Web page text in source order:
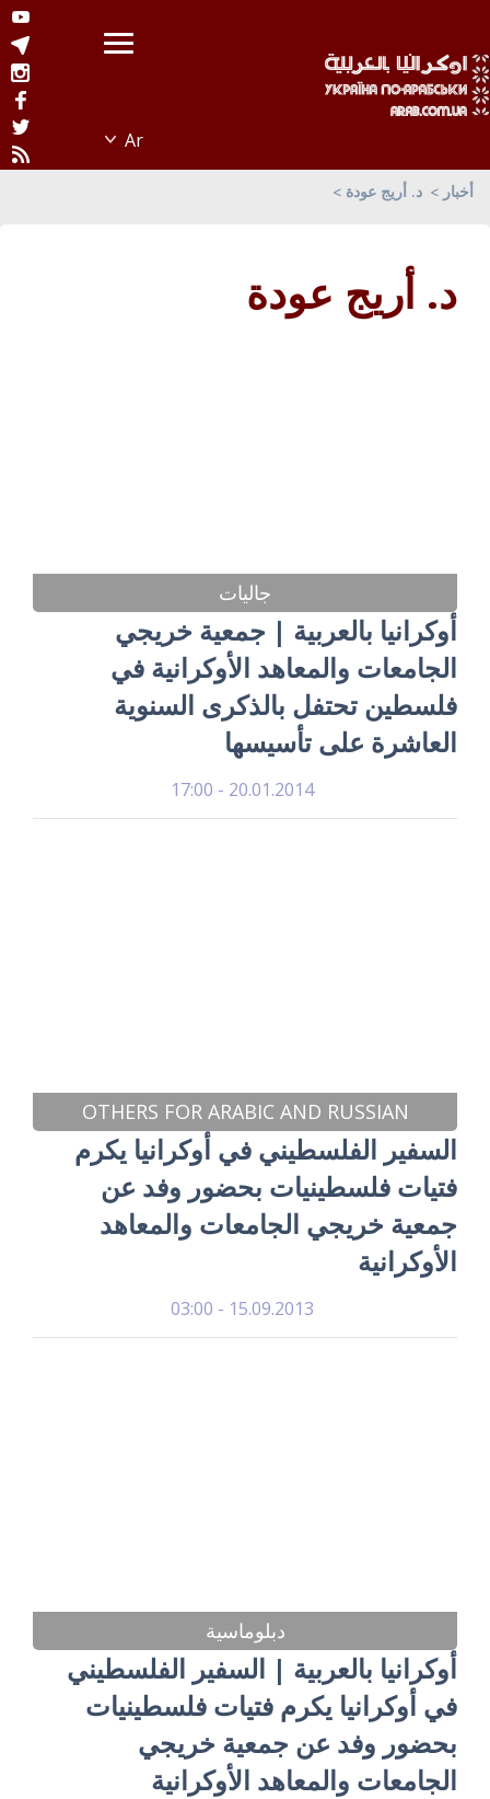
أخبار د. أريج عودة
د. أريج عودة
جاليات
أوكرانيا بالعربية | جمعية خريجي
الجامعات والمعاهد الأوكرانية في
فلسطين تحتفل بالذكرى السنوية
العاشرة على تأسيسها
20.01.2014 - 17:00
OTHERS FOR ARABIC AND RUSSIAN
السفير الفلسطيني في أوكرانيا يكرم
فتيات فلسطينيات بحضور وفد عن
جمعية خريجي الجامعات والمعاهد
الأوكرانية
15.09.2013 - 03:00
دبلوماسية
أوكرانيا بالعربية | السفير الفلسطيني
في أوكرانيا يكرم فتيات فلسطينيات
بحضور وفد عن جمعية خريجي
الجامعات والمعاهد الأوكرانية